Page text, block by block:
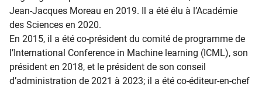
Jean-Jacques Moreau en 2019. Il a été élu à l’Académie
des Sciences en 2020.
En 2015, il a été co-président du comité de programme de
l’International Conference in Machine learning (ICML), son
président en 2018, et le président de son conseil
d’administration de 2021 à 2023; il a été co-éditeur-en-chef